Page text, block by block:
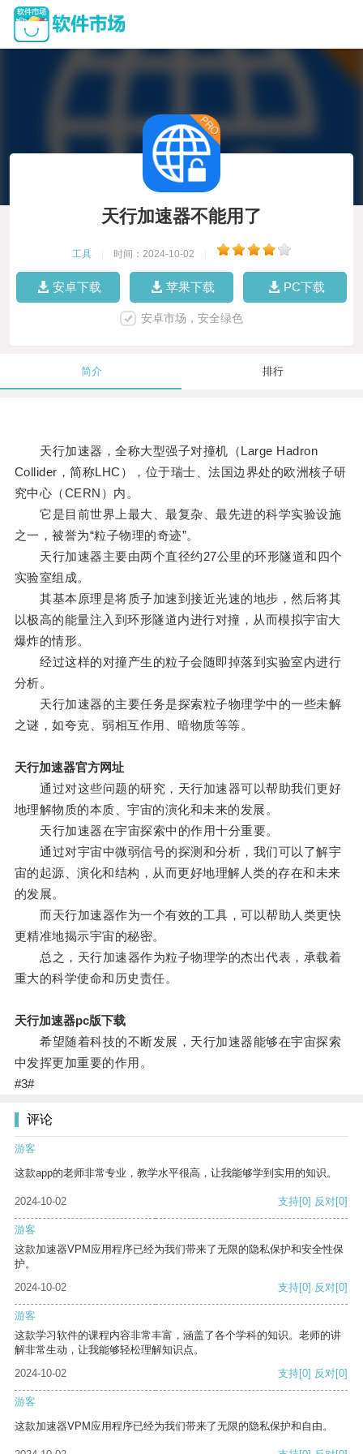
天行加速器不能用了
工具 时间：2024-10-02
安卓下载 苹果下载 PC下载
安卓市场，安全绿色
简介 排行
天行加速器，全称大型强子对撞机（Large Hadron
Collider，简称LHC），位于瑞士、法国边界处的欧洲核子研
究中心（CERN）内。
它是目前世界上最大、最复杂、最先进的科学实验设施
之一，被誉为“粒子物理的奇迹”。
天行加速器主要由两个直径约27公里的环形隧道和四个
实验室组成。
其基本原理是将质子加速到接近光速的地步，然后将其
以极高的能量注入到环形隧道内进行对撞，从而模拟宇宙大
爆炸的情形。
经过这样的对撞产生的粒子会随即掉落到实验室内进行
分析。
天行加速器的主要任务是探索粒子物理学中的一些未解
之谜，如夸克、弱相互作用、暗物质等等。
天行加速器官方网址
通过对这些问题的研究，天行加速器可以帮助我们更好
地理解物质的本质、宇宙的演化和未来的发展。
天行加速器在宇宙探索中的作用十分重要。
通过对宇宙中微弱信号的探测和分析，我们可以了解宇
宙的起源、演化和结构，从而更好地理解人类的存在和未来
的发展。
而天行加速器作为一个有效的工具，可以帮助人类更快
更精准地揭示宇宙的秘密。
总之，天行加速器作为粒子物理学的杰出代表，承载着
重大的科学使命和历史责任。
天行加速器pc版下载
希望随着科技的不断发展，天行加速器能够在宇宙探索
中发挥更加重要的作用。
#3#
评论
游客
这款app的老师非常专业，教学水平很高，让我能够学到实用的知识。
2024-10-02 支持[0] 反对[0]
游客
这款加速器VPM应用程序已经为我们带来了无限的隐私保护和安全性保
护。
2024-10-02
支持[0] 反对[0]
游客
这款学习软件的课程内容非常丰富，涵盖了各个学科的知识。老师的讲
解非常生动，让我能够轻松理解知识点。
2024-10-02
支持[0] 反对[0]
游客
这款加速器VPM应用程序已经为我们带来了无限的隐私保护和自由。